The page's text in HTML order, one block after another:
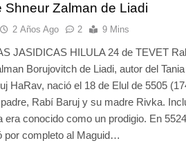
Shneur Zalman de Liadi
2 Años Ago 2 9 Mins
JASIDICAS HILULA 24 de TEVET
Borujovitch de Liadi, autor del
HaRav, nació el 18 de Elul de 5505
Rabí Baruj y su madre Rivka.
era conocido como un prodigio. En
por completo al Maguid…